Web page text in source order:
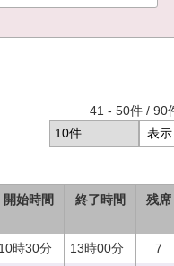
41 - 50件 / 90
開始時間 終了時間 残席
10時30分 13時00分 7